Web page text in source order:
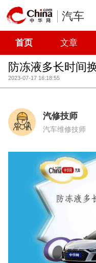
汽车
首页 文章
防冻液多长时间
2023-07-17 16:18:55
汽修技师
汽车维修技师